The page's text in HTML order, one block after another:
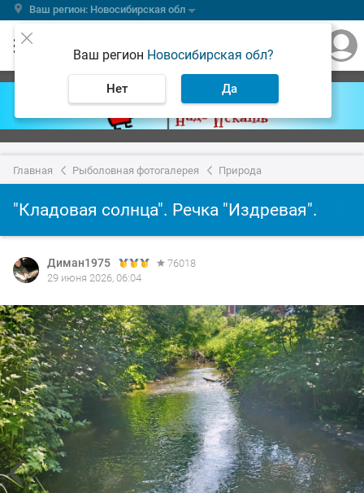
Ваш регион: Новосибирская обл
Ваш регион Новосибирская обл?
Нет Да
Главная Рыболовная фотогалерея Природа
"Кладовая солнца". Речка "Издревая".
Диман1975
76018
29 июня 2026, 06:04